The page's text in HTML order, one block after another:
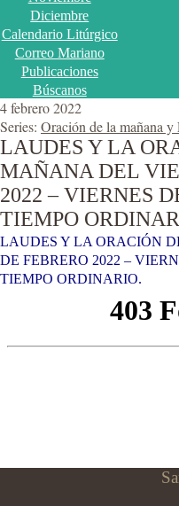
Diciembre
Calendario Litúrgico
Correo Mariano
Publicaciones
Búscanos
4 febrero 2022
Series: Oración de la mañana y
LAUDES Y LA
MAÑANA DEL
2022 – VIERNES
TIEMPO
LAUDES Y LA ORACIÓN
DE FEBRERO 2022 –
TIEMPO ORDINARIO.